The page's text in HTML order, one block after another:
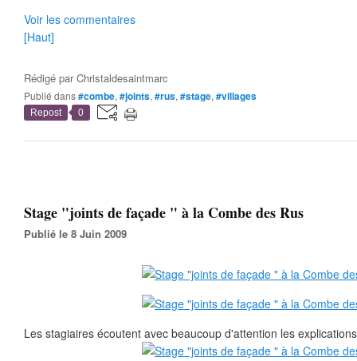
Voir les commentaires
[Haut]
Rédigé parChristaldesaintmarc
Publié dans#combe, #joints, #rus, #stage, #villages
Repost 0
Stage "joints de façade " à la Combe des Rus
Publié le 8 Juin 2009
Les stagiaires écoutent avec beaucoup d'attention les